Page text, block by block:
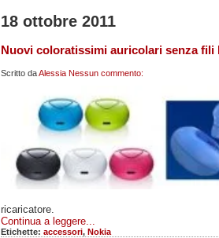
18 ottobre 2011
Nuovi coloratissimi auricolari senza fili
Scritto daAlessia Nessun commento:
ricaricatore.
Continua a leggere...
Etichette: accessori, Nokia